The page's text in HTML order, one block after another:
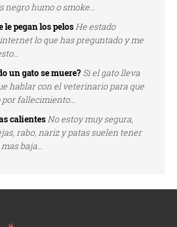
negro humo o smoke...
le pegan los pelosHe estado
lo que has preguntado y me
un gato se muere? Si el gato lleva
hablar con el veterinario para que
por fallecimiento...
calientesNo estoy muy segura,
rabo, nariz y patas suelen tener
baja...